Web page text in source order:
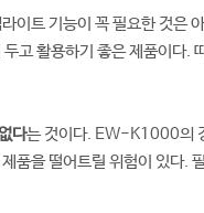
이트 기능이 꼭 필요한 것은
고 활용하기 좋은 제품이다
다는 것이다. EW-K1000의
품을 떨어트릴 위험이 있다.